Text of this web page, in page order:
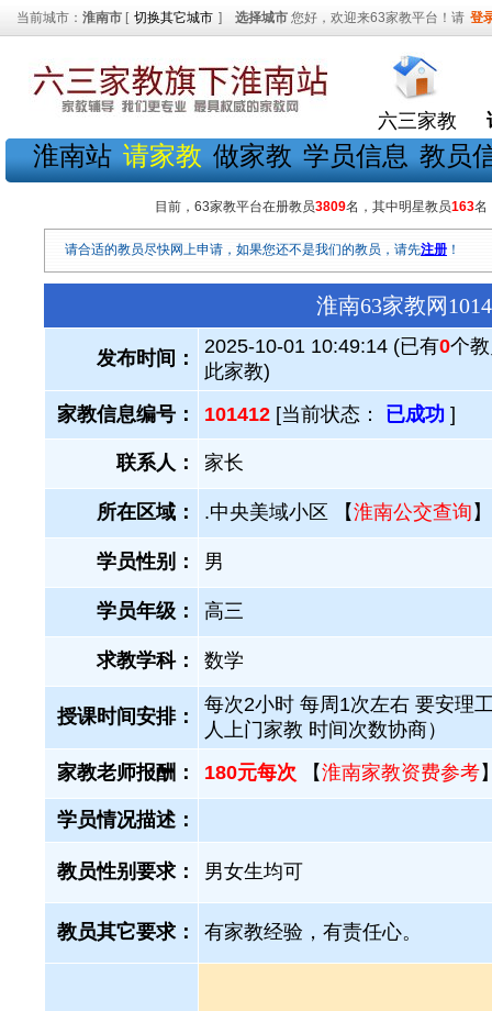
当前城市： 淮南市 [ 切换其它城市 ] 选择城市 您好，欢迎来63家教平台！请 登
六三家教
淮南站 请家教 做家教 学员信息 教员
目前，63家教平台在册教员3809名，其中明星教员163名
请合适的教员尽快网上申请，如果您还不是我们的教员，请先注册 ！
淮南63家教网
发布时间：
2025-10-01 10:49:14 (已有0个
此家教)
家教信息编号：
101412 [当前状态： 已成功 ]
联系人： 家长
所在区域： .中央美域小区 【淮南公交查询 】
学员性别： 男
学员年级： 高三
求教学科： 数学
授课时间安排：
每次2小时 每周1次左右 要安理
人上门家教 时间次数协商）
家教老师报酬：
180元每次 【淮南家教资费参考
学员情况描述：
教员性别要求： 男女生均可
教员其它要求： 有家教经验，有责任心。